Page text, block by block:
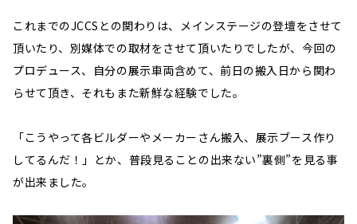
これまでのJCCSとの関わりは、メインステージの登壇をさせて
頂いたり、別媒体での取材をさせて頂いたりでしたが、今回の
プロデュース、自分の展示車両含めて、前日の搬入日から関わ
らせて頂き、それもまた新鮮な経験でした。
「こうやって各ビルダーやメーカーさん搬入、展示ブース作り
してるんだ！」とか、普段見ることの出来ない”裏側”を見る事
が出来ました。